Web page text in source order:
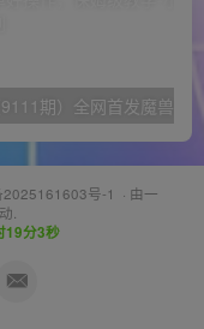
号-1 · 由一
.
19分3秒